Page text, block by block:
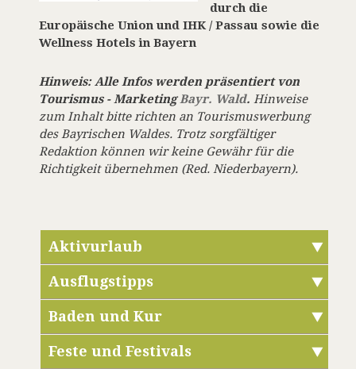
durch die
Europäische Union und IHK / Passau sowie die
Wellness Hotels in Bayern
Hinweis: Alle Infos werden präsentiert von
Tourismus - MarketingBayr. Wald. Hinweise
zum Inhalt bitte richten an Tourismuswerbung
des Bayrischen Waldes. Trotz sorgfältiger
Redaktion können wir keine Gewähr für die
Richtigkeit übernehmen (Red. Niederbayern).
Aktivurlaub
Ausflugstipps
Baden und Kur
Feste und Festivals